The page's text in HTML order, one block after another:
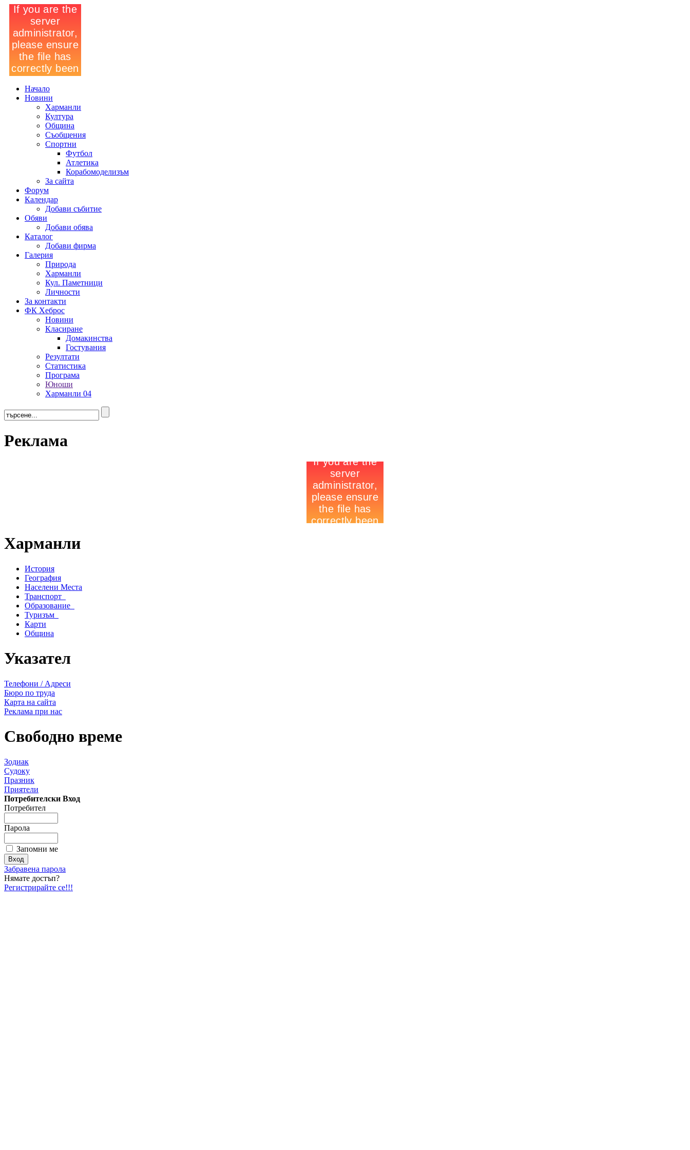
Начало
Новини
Харманли
Култура
Община
Съобщения
Спортни
Футбол
Атлетика
Корабомоделизъм
За сайта
Форум
Календар
Добави събитие
Обяви
Добави обява
Каталог
Добави фирма
Галерия
Природа
Харманли
Кул. Паметници
Личности
За контакти
ФК Хеброс
Новини
Класиране
Домакинства
Гостувания
Резултати
Статистика
Програма
Юноши
Харманли 04
Реклама
Харманли
История
География
Населени Места
Транспорт
Образование
Туризъм
Карти
Община
Указател
Телефони / Адреси
Бюро по труда
Карта на сайта
Реклама при нас
Свободно време
Зодиак
Судоку
Празник
Приятели
Потребителски Вход
Потребител
Парола
Запомни ме
Забравена парола
Нямате достъп?
Регистрирайте се!!!